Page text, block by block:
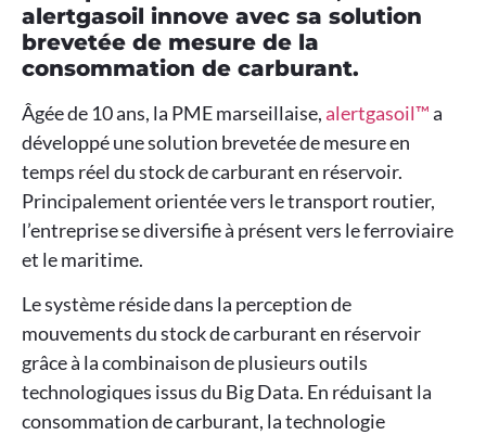
alertgasoil innove avec sa solution
brevetée de mesure de la
consommation de carburant.
Âgée de 10 ans, la PME marseillaise,alertgasoil™a
développé une solution brevetée de mesure en
temps réel du stock de carburant en réservoir.
Principalement orientée vers le transport routier,
l’entreprise se diversifie à présent vers le ferroviaire
et le maritime.
Le système réside dans la perception de
mouvements du stock de carburant en réservoir
grâce à la combinaison de plusieurs outils
technologiques issus du Big Data. En réduisant la
consommation de carburant, la technologie